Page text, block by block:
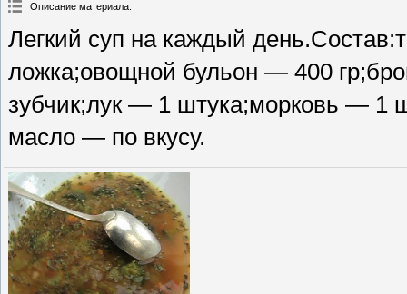
Описание материала:
Легкий суп на каждый
ложка;овощной бульон — 400
зубчик;лук — 1 штука;морковь — 1
масло — по вкусу.